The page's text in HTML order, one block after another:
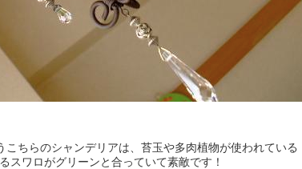
ちらのシャンデリアは、苔玉や多肉植物が使われている
スワロがグリーンと合っていて素敵です！